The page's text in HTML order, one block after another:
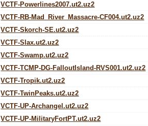
VCTF-Powerlines2007.ut2.uz2
VCTF-RB-Mad_River_Massacre-CF004.ut2.uz2
VCTF-Skorch-SE.ut2.uz2
VCTF-Slax.ut2.uz2
VCTF-Swamp.ut2.uz2
VCTF-TCMP-DG-FalloutIsland-RVS001.ut2.uz2
VCTF-Tropik.ut2.uz2
VCTF-TwinPeaks.ut2.uz2
VCTF-UP-Archangel.ut2.uz2
VCTF-UP-MilitaryFortPT.ut2.uz2